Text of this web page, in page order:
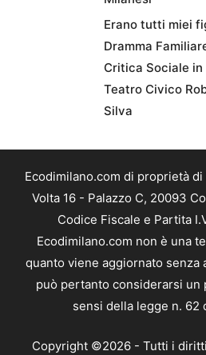
Erano tutti miei
Dramma
Critica Sociale in
Teatro Civico
Silva
Ecodimilano.com di proprietà di
Volta 16 - Palazzo C, 20093
Codice Fiscale e Partita
Ecodimilano.com non è una
quanto viene aggiornato senza
può pertanto considerarsi un
sensi della legge n. 62
Copyright ©2026 - Tutti i